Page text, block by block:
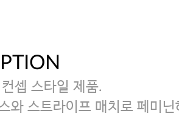
셉 스타일 제품.
와 스트라이프 매치로 페미